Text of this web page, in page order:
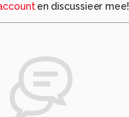
en discussieer mee!